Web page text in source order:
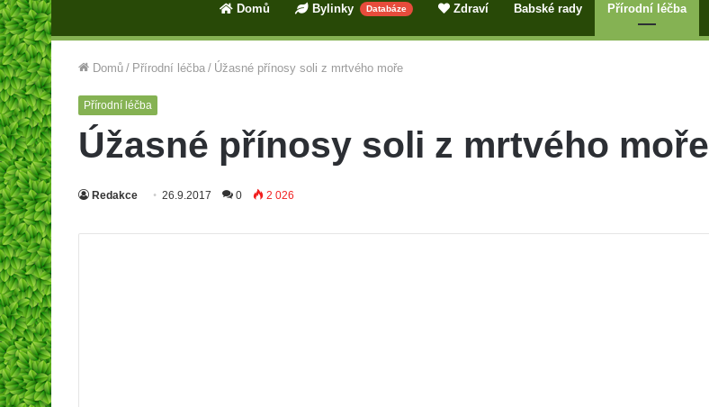
Domů Bylinky Databáze Zdraví Babské rady Přírodní léčba
Domů / Přírodní léčba / Úžasné přínosy soli z mrtvého moře
Přírodní léčba
Úžasné přínosy soli z mrtvého moře
Redakce 26.9.2017 0 2 026